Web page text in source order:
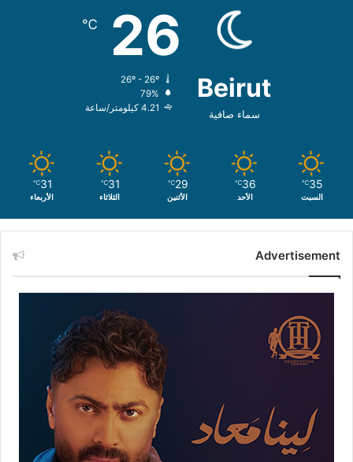
Beirut
سماء صافية
26
℃
79%
4.21 كيلومتر/ساعة
35
℃
السبت
36
℃
الأحد
29
℃
الأثنين
31
℃
الثلاثاء
31
℃
الأربعاء
Advertisement